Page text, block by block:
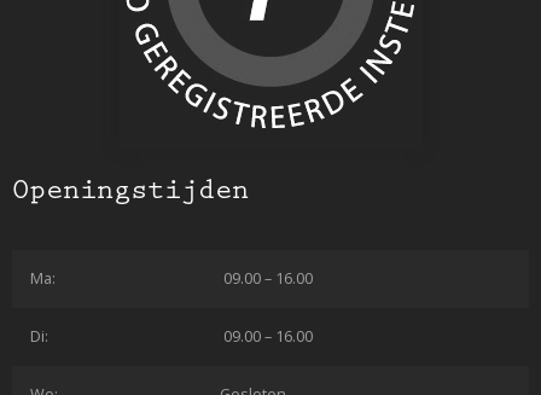
Openingstijden
Ma: 09.00 – 16.00
Di: 09.00 – 16.00